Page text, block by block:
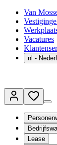
Van
Vacatures
nl -
Lease